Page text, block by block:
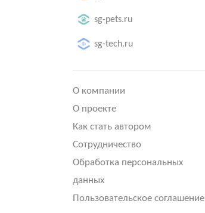
sg-pets.ru
sg-tech.ru
О компании
О проекте
Как стать автором
Сотрудничество
Обработка персональных
данных
Пользовательское соглашение